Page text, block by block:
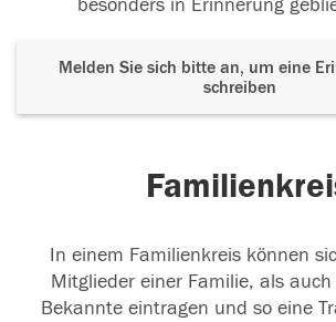
besonders in Erinnerung
Melden Sie sich bitte an, um eine
schreiben
In einem Familienkreis können
Mitglieder einer Familie, als
Bekannte eintragen und so eine